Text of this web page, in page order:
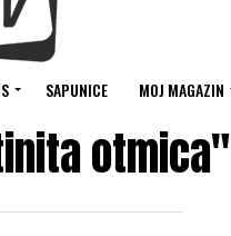
SAPUNICE MOJ MAGAZIN
otmica"